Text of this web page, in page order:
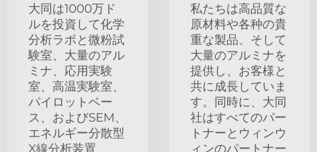
大同は1000万ド
ルを投資して化学
分析ラボと微粉試
験室、大量のアル
ミナ、応用実験
室、高温実験室、
パイロットベー
ス、およびSEM、
エネルギー分散型
X線分析装置、
私たちは高品質な
原材料や各种の貴
重な製品、そして
大量のアルミナを
提供し、お客様と
共に成長していま
す。同時に、大同
社はすべてのパー
トナーとウィンウ
ィンのパートナー